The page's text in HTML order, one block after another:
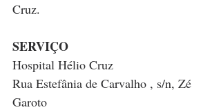
Cruz.
SERVIÇO
Hospital Hélio Cruz
Rua Estefânia de Carvalho , s/n, Zé
Garoto